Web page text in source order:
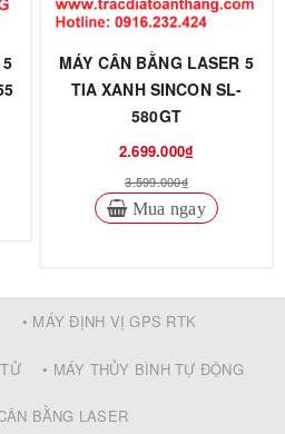
MÁY CÂN BẰNG LASER 5
TIA XANH SINCON SL-
580GT
2.699.000₫
3.599.000₫
Mua ngay
• MÁY ĐỊNH VỊ GPS RTK
• MÁY THỦY BÌNH TỰ ĐỘNG
BẰNG LASER